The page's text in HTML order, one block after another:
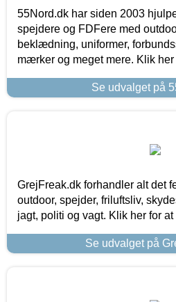
55Nord.dk har siden 2003
spejdere og FDFere med
beklædning, uniformer,
mærker og meget mere. Klik
Se udvalget på
GrejFreak.dk forhandler alt det
outdoor, spejder, friluftsliv,
jagt, politi og vagt. Klik her for
Se udvalget på